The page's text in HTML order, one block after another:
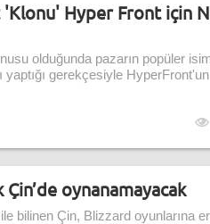
Hyper Front için
olduğunda pazarın popüler
yaptığı gerekçesiyle HyperFront'un
oynanamayacak
bilinen Çin, Blizzard oyunlarına